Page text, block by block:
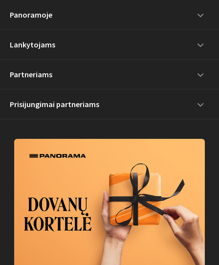
Panoramoje
Lankytojams
Partneriams
Prisijungimai partneriams